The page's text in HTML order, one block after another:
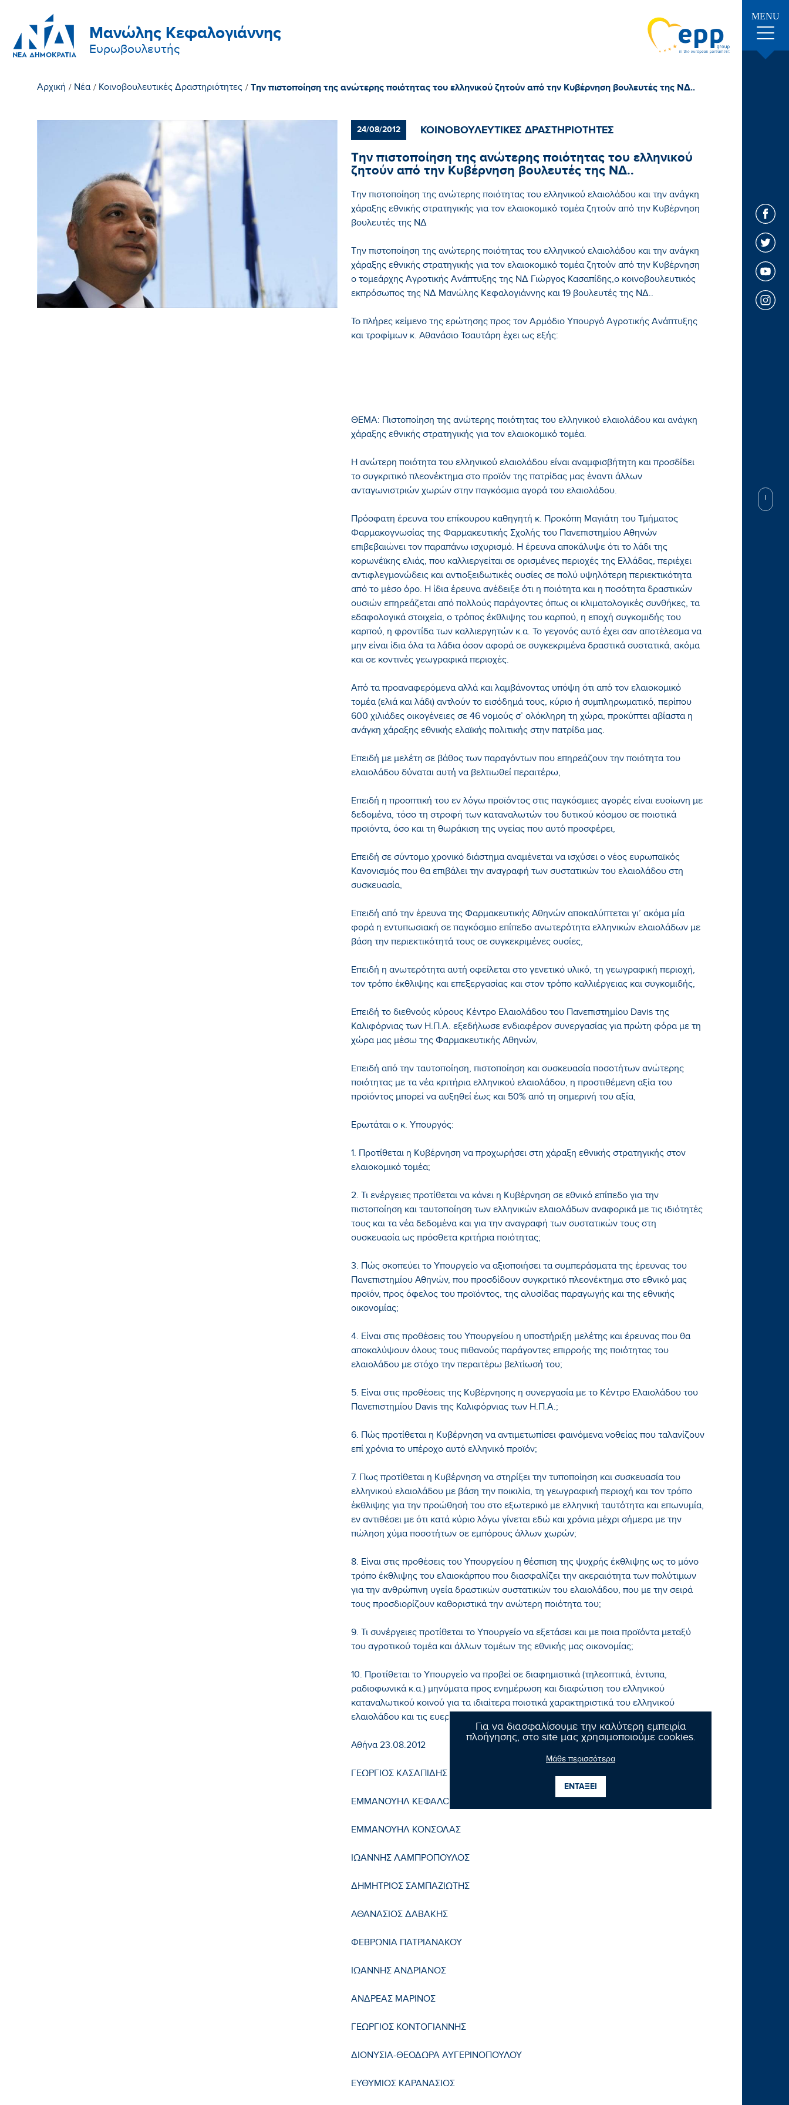
Μανώλης Κεφαλογιάννης
Ευρωβουλευτής
MENU
Για να διασφαλίσουμε την καλύτερη εμπειρία
πλοήγησης, στο site μας χρησιμοποιούμε cookies.
Μάθε περισσότερα
ΕΝΤΑΞΕΙ
Αρχική / Νέα / Κοινοβουλευτικές Δραστηριότητες / Την πιστοποίηση της ανώτερης ποιότητας του ελληνικού ζητούν από την Κυβέρνηση βουλευτές της ΝΔ..
24/08/2012 ΚΟΙΝΟΒΟΥΛΕΥΤΙΚΕΣ ΔΡΑΣΤΗΡΙΟΤΗΤΕΣ
Την πιστοποίηση της ανώτερης ποιότητας του ελληνικού
ζητούν από την Κυβέρνηση βουλευτές της ΝΔ..
Την πιστοποίηση της ανώτερης ποιότητας του ελληνικού ελαιολάδου και την ανάγκη
χάραξης εθνικής στρατηγικής για τον ελαιοκομικό τομέα ζητούν από την Κυβέρνηση
βουλευτές της ΝΔ
Την πιστοποίηση της ανώτερης ποιότητας του ελληνικού ελαιολάδου και την ανάγκη
χάραξης εθνικής στρατηγικής για τον ελαιοκομικό τομέα ζητούν από την Κυβέρνηση
ο τομεάρχης Αγροτικής Ανάπτυξης της ΝΔ Γιώργος Κασαπίδης,ο κοινοβουλευτικός
εκπρόσωπος της ΝΔ Μανώλης Κεφαλογιάννης και 19 βουλευτές της ΝΔ..
Το πλήρες κείμενο της ερώτησης προς τον Αρμόδιο Υπουργό Αγροτικής Ανάπτυξης
και τροφίμων κ. Αθανάσιο Τσαυτάρη έχει ως εξής:
ΘΕΜΑ: Πιστοποίηση της ανώτερης ποιότητας του ελληνικού ελαιολάδου και ανάγκη
χάραξης εθνικής στρατηγικής για τον ελαιοκομικό τομέα.
Η ανώτερη ποιότητα του ελληνικού ελαιολάδου είναι αναμφισβήτητη και προσδίδει
το συγκριτικό πλεονέκτημα στο προϊόν της πατρίδας μας έναντι άλλων
ανταγωνιστριών χωρών στην παγκόσμια αγορά του ελαιολάδου.
Πρόσφατη έρευνα του επίκουρου καθηγητή κ. Προκόπη Μαγιάτη του Τμήματος
Φαρμακογνωσίας της Φαρμακευτικής Σχολής του Πανεπιστημίου Αθηνών
επιβεβαιώνει τον παραπάνω ισχυρισμό. Η έρευνα αποκάλυψε ότι το λάδι της
κορωνέϊκης ελιάς, που καλλιεργείται σε ορισμένες περιοχές της Ελλάδας, περιέχει
αντιφλεγμονώδεις και αντιοξειδωτικές ουσίες σε πολύ υψηλότερη περιεκτικότητα
από το μέσο όρο. Η ίδια έρευνα ανέδειξε ότι η ποιότητα και η ποσότητα δραστικών
ουσιών επηρεάζεται από πολλούς παράγοντες όπως οι κλιματολογικές συνθήκες, τα
εδαφολογικά στοιχεία, ο τρόπος έκθλιψης του καρπού, η εποχή συγκομιδής του
καρπού, η φροντίδα των καλλιεργητών κ.α. Το γεγονός αυτό έχει σαν αποτέλεσμα να
μην είναι ίδια όλα τα λάδια όσον αφορά σε συγκεκριμένα δραστικά συστατικά, ακόμα
και σε κοντινές γεωγραφικά περιοχές.
Από τα προαναφερόμενα αλλά και λαμβάνοντας υπόψη ότι από τον ελαιοκομικό
τομέα (ελιά και λάδι) αντλούν το εισόδημά τους, κύριο ή συμπληρωματικό, περίπου
600 χιλιάδες οικογένειες σε 46 νομούς σ’ ολόκληρη τη χώρα, προκύπτει αβίαστα η
ανάγκη χάραξης εθνικής ελαϊκής πολιτικής στην πατρίδα μας.
Επειδή με μελέτη σε βάθος των παραγόντων που επηρεάζουν την ποιότητα του
ελαιολάδου δύναται αυτή να βελτιωθεί περαιτέρω,
Επειδή η προοπτική του εν λόγω προϊόντος στις παγκόσμιες αγορές είναι ευοίωνη με
δεδομένα, τόσο τη στροφή των καταναλωτών του δυτικού κόσμου σε ποιοτικά
προϊόντα, όσο και τη θωράκιση της υγείας που αυτό προσφέρει,
Επειδή σε σύντομο χρονικό διάστημα αναμένεται να ισχύσει ο νέος ευρωπαϊκός
Κανονισμός που θα επιβάλει την αναγραφή των συστατικών του ελαιολάδου στη
συσκευασία,
Επειδή από την έρευνα της Φαρμακευτικής Αθηνών αποκαλύπτεται γι’ ακόμα μία
φορά η εντυπωσιακή σε παγκόσμιο επίπεδο ανωτερότητα ελληνικών ελαιολάδων με
βάση την περιεκτικότητά τους σε συγκεκριμένες ουσίες,
Επειδή η ανωτερότητα αυτή οφείλεται στο γενετικό υλικό, τη γεωγραφική περιοχή,
τον τρόπο έκθλιψης και επεξεργασίας και στον τρόπο καλλιέργειας και συγκομιδής,
Επειδή το διεθνούς κύρους Κέντρο Ελαιολάδου του Πανεπιστημίου Davis της
Καλιφόρνιας των Η.Π.Α. εξεδήλωσε ενδιαφέρον συνεργασίας για πρώτη φόρα με τη
χώρα μας μέσω της Φαρμακευτικής Αθηνών,
Επειδή από την ταυτοποίηση, πιστοποίηση και συσκευασία ποσοτήτων ανώτερης
ποιότητας με τα νέα κριτήρια ελληνικού ελαιολάδου, η προστιθέμενη αξία του
προϊόντος μπορεί να αυξηθεί έως και 50% από τη σημερινή του αξία,
Ερωτάται ο κ. Υπουργός:
1. Προτίθεται η Κυβέρνηση να προχωρήσει στη χάραξη εθνικής στρατηγικής στον
ελαιοκομικό τομέα;
2. Τι ενέργειες προτίθεται να κάνει η Κυβέρνηση σε εθνικό επίπεδο για την
πιστοποίηση και ταυτοποίηση των ελληνικών ελαιολάδων αναφορικά με τις ιδιότητές
τους και τα νέα δεδομένα και για την αναγραφή των συστατικών τους στη
συσκευασία ως πρόσθετα κριτήρια ποιότητας;
3. Πώς σκοπεύει το Υπουργείο να αξιοποιήσει τα συμπεράσματα της έρευνας του
Πανεπιστημίου Αθηνών, που προσδίδουν συγκριτικό πλεονέκτημα στο εθνικό μας
προϊόν, προς όφελος του προϊόντος, της αλυσίδας παραγωγής και της εθνικής
οικονομίας;
4. Είναι στις προθέσεις του Υπουργείου η υποστήριξη μελέτης και έρευνας που θα
αποκαλύψουν όλους τους πιθανούς παράγοντες επιρροής της ποιότητας του
ελαιολάδου με στόχο την περαιτέρω βελτίωσή του;
5. Είναι στις προθέσεις της Κυβέρνησης η συνεργασία με το Κέντρο Ελαιολάδου του
Πανεπιστημίου Davis της Καλιφόρνιας των Η.Π.Α.;
6. Πώς προτίθεται η Κυβέρνηση να αντιμετωπίσει φαινόμενα νοθείας που ταλανίζουν
επί χρόνια το υπέροχο αυτό ελληνικό προϊόν;
7. Πως προτίθεται η Κυβέρνηση να στηρίξει την τυποποίηση και συσκευασία του
ελληνικού ελαιολάδου με βάση την ποικιλία, τη γεωγραφική περιοχή και τον τρόπο
έκθλιψης για την προώθησή του στο εξωτερικό με ελληνική ταυτότητα και επωνυμία,
εν αντιθέσει με ότι κατά κύριο λόγω γίνεται εδώ και χρόνια μέχρι σήμερα με την
πώληση χύμα ποσοτήτων σε εμπόρους άλλων χωρών;
8. Είναι στις προθέσεις του Υπουργείου η θέσπιση της ψυχρής έκθλιψης ως το μόνο
τρόπο έκθλιψης του ελαιοκάρπου που διασφαλίζει την ακεραιότητα των πολύτιμων
για την ανθρώπινη υγεία δραστικών συστατικών του ελαιολάδου, που με την σειρά
τους προσδιορίζουν καθοριστικά την ανώτερη ποιότητα του;
9. Τι συνέργειες προτίθεται το Υπουργείο να εξετάσει και με ποια προϊόντα μεταξύ
του αγροτικού τομέα και άλλων τομέων της εθνικής μας οικονομίας;
10. Προτίθεται το Υπουργείο να προβεί σε διαφημιστικά (τηλεοπτικά, έντυπα,
ραδιοφωνικά κ.α.) μηνύματα προς ενημέρωση και διαφώτιση του ελληνικού
καταναλωτικού κοινού για τα ιδιαίτερα ποιοτικά χαρακτηριστικά του ελληνικού
ελαιολάδου και τις ευεργετικές επιπτώσεις στην ανθρώπινη υγεία;
Αθήνα 23.08.2012
ΓΕΩΡΓΙΟΣ ΚΑΣΑΠΙΔΗΣ
ΕΜΜΑΝΟΥΗΛ ΚΕΦΑΛΟΓΙΑΝΝΗΣ
ΕΜΜΑΝΟΥΗΛ ΚΟΝΣΟΛΑΣ
ΙΩΑΝΝΗΣ ΛΑΜΠΡΟΠΟΥΛΟΣ
ΔΗΜΗΤΡΙΟΣ ΣΑΜΠΑΖΙΩΤΗΣ
ΑΘΑΝΑΣΙΟΣ ΔΑΒΑΚΗΣ
ΦΕΒΡΩΝΙΑ ΠΑΤΡΙΑΝΑΚΟΥ
ΙΩΑΝΝΗΣ ΑΝΔΡΙΑΝΟΣ
ΑΝΔΡΕΑΣ ΜΑΡΙΝΟΣ
ΓΕΩΡΓΙΟΣ ΚΟΝΤΟΓΙΑΝΝΗΣ
ΔΙΟΝΥΣΙΑ-ΘΕΟΔΩΡΑ ΑΥΓΕΡΙΝΟΠΟΥΛΟΥ
ΕΥΘΥΜΙΟΣ ΚΑΡΑΝΑΣΙΟΣ